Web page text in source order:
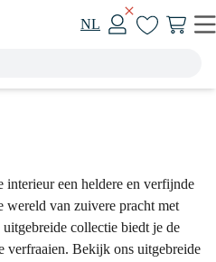
NL
interieur een heldere en verfijnde
van zuivere pracht met
collectie biedt je de
verfraaien. Bekijk ons uitgebreide